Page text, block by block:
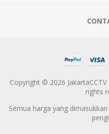
Copyright © 2026
rights
Semua harga yang